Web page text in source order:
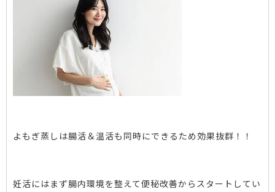
よもぎ蒸しは腸活＆温活も同時にできるため効果抜群！！
妊活にはまず腸内環境を整えて便秘改善からスタートしてい